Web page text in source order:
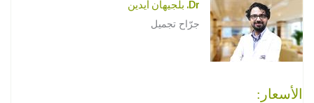
Dr. بلجيهان أيدين
جرّاح تجميل
الأسعار: